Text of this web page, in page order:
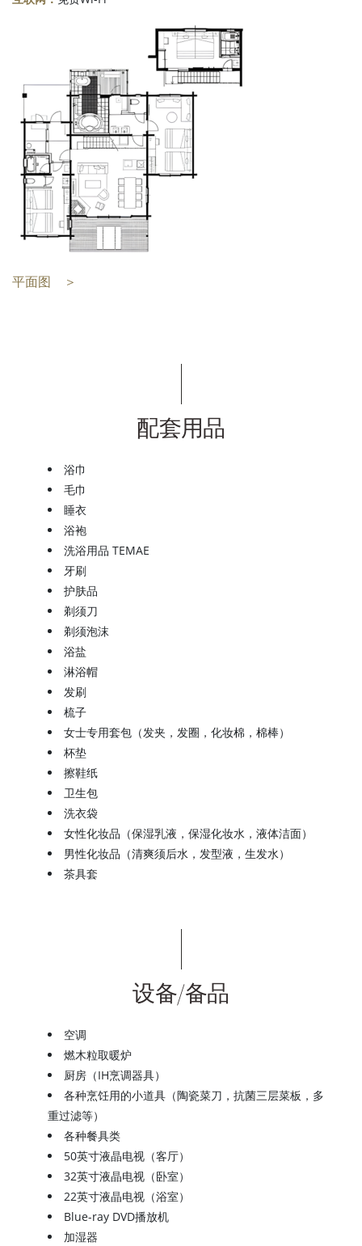
平面图 ＞
配套用品
浴巾
毛巾
睡衣
浴袍
洗浴用品 TEMAE
牙刷
护肤品
剃须刀
剃须泡沫
浴盐
淋浴帽
发刷
梳子
女士专用套包（发夹，发圈，化妆棉，棉棒）
杯垫
擦鞋纸
卫生包
洗衣袋
女性化妆品（保湿乳液，保湿化妆水，液体洁面）
男性化妆品（清爽须后水，发型液，生发水）
茶具套
设备/备品
空调
燃木粒取暖炉
厨房（IH烹调器具）
各种烹饪用的小道具（陶瓷菜刀，抗菌三层菜板，多
重过滤等）
各种餐具类
50英寸液晶电视（客厅）
32英寸液晶电视（卧室）
22英寸液晶电视（浴室）
Blue-ray DVD播放机
加湿器